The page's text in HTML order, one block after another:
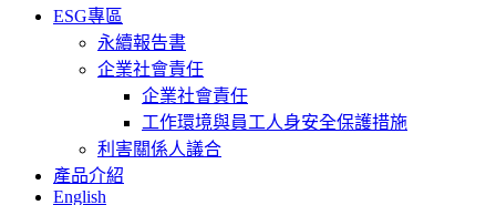
ESG專區
永續報告書
企業社會責任
企業社會責任
工作環境與員工人身安全保護措施
利害關係人議合
產品介紹
English